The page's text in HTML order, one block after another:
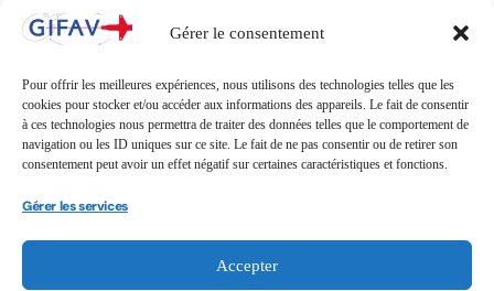
Gérer le consentement
Pour offrir les meilleures expériences, nous utilisons des technologies telles que les
cookies pour stocker et/ou accéder aux informations des appareils. Le fait de consentir
à ces technologies nous permettra de traiter des données telles que le comportement de
navigation ou les ID uniques sur ce site. Le fait de ne pas consentir ou de retirer son
consentement peut avoir un effet négatif sur certaines caractéristiques et fonctions.
Gérer les services
Accepter